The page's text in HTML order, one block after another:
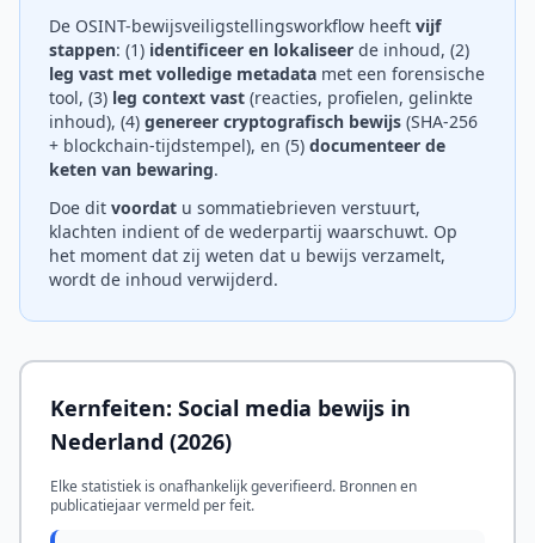
De OSINT-bewijsveiligstellingsworkflow heeft vijf
stappen: (1) identificeer en lokaliseer de inhoud, (2)
leg vast met volledige metadata met een forensische
tool, (3) leg context vast (reacties, profielen, gelinkte
inhoud), (4) genereer cryptografisch bewijs (SHA-256
+ blockchain-tijdstempel), en (5) documenteer de
keten van bewaring.
Doe dit voordat u sommatiebrieven verstuurt,
klachten indient of de wederpartij waarschuwt. Op
het moment dat zij weten dat u bewijs verzamelt,
wordt de inhoud verwijderd.
Kernfeiten: Social media bewijs in
Nederland (2026)
Elke statistiek is onafhankelijk geverifieerd. Bronnen en
publicatiejaar vermeld per feit.